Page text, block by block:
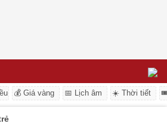
💰 Giá vàng 📅 Lịch âm ☀️ Thời tiết